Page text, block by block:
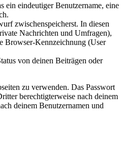
ein eindeutiger Benutzername, eine
zwischenspeicherst. In diesen
Nachrichten und Umfragen),
Browser-Kennzeichnung (User
von deinen Beiträgen oder
zu verwenden. Das Passwort
berechtigterweise nach deinem
deinem Benutzernamen und